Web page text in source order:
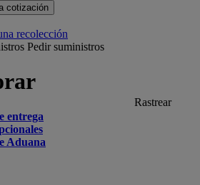
cotización
recolección
Pedir suministros
entrega
Aduana
Rastrear